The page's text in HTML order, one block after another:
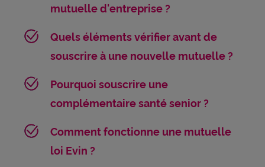
mutuelle d'entreprise ?
Quels éléments vérifier avant de
souscrire à une nouvelle mutuelle ?
Pourquoi souscrire une
complémentaire santé senior ?
Comment fonctionne une mutuelle
loi Evin ?